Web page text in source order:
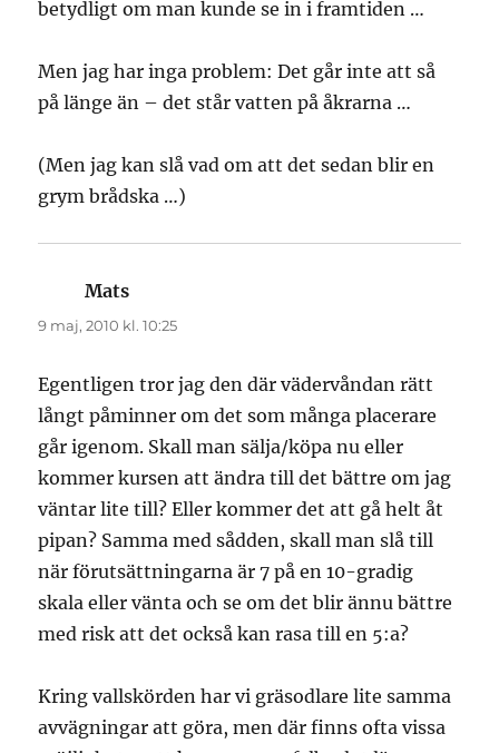
betydligt om man kunde se in i framtiden …
Men jag har inga problem: Det går inte att så
på länge än – det står vatten på åkrarna …
(Men jag kan slå vad om att det sedan blir en
grym brådska …)
Mats
9 maj, 2010 kl. 10:25
Egentligen tror jag den där vädervåndan rätt
långt påminner om det som många placerare
går igenom. Skall man sälja/köpa nu eller
kommer kursen att ändra till det bättre om jag
väntar lite till? Eller kommer det att gå helt åt
pipan? Samma med sådden, skall man slå till
när förutsättningarna är 7 på en 10-gradig
skala eller vänta och se om det blir ännu bättre
med risk att det också kan rasa till en 5:a?
Kring vallskörden har vi gräsodlare lite samma
avvägningar att göra, men där finns ofta vissa